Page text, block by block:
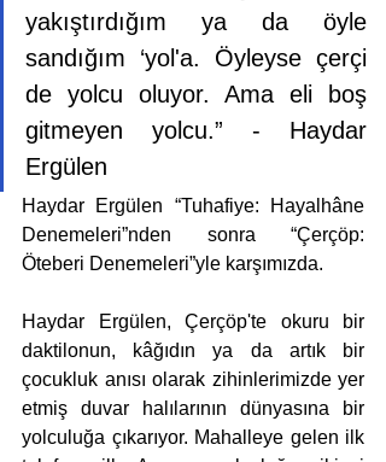
yakıştırdığım ya da öyle
sandığım ‘yol'a. Öyleyse çerçi
de yolcu oluyor. Ama eli boş
gitmeyen yolcu.” - Haydar
Ergülen
Haydar Ergülen “Tuhafiye: Hayalhâne
Denemeleri”nden sonra “Çerçöp:
Öteberi Denemeleri”yle karşımızda.
Haydar Ergülen, Çerçöp'te okuru bir
daktilonun, kâğıdın ya da artık bir
çocukluk anısı olarak zihinlerimizde yer
etmiş duvar halılarının dünyasına bir
yolculuğa çıkarıyor. Mahalleye gelen ilk